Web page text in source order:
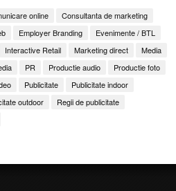
online
Consultanta de marketing
Employer Branding
Evenimente / BTL
Interactive Retail Marketing direct
Media
PR Productie audio
Productie foto
Publicitate
Publicitate indoor
outdoor
Regii de publicitate